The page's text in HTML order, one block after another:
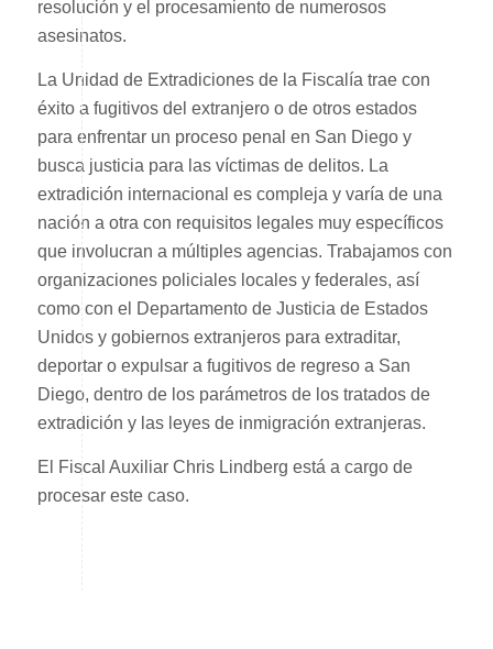
resolución y el procesamiento de numerosos
asesinatos.
La Unidad de Extradiciones de la Fiscalía trae con
éxito a fugitivos del extranjero o de otros estados
para enfrentar un proceso penal en San Diego y
busca justicia para las víctimas de delitos. La
extradición internacional es compleja y varía de una
nación a otra con requisitos legales muy específicos
que involucran a múltiples agencias. Trabajamos con
organizaciones policiales locales y federales, así
como con el Departamento de Justicia de Estados
Unidos y gobiernos extranjeros para extraditar,
deportar o expulsar a fugitivos de regreso a San
Diego, dentro de los parámetros de los tratados de
extradición y las leyes de inmigración extranjeras.
El Fiscal Auxiliar Chris Lindberg está a cargo de
procesar este caso.